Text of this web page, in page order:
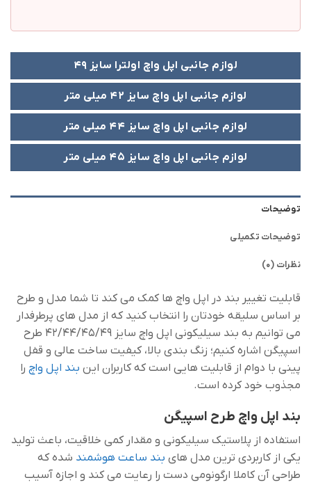
لوازم جانبی اپل واچ اولترا سایز 49
لوازم جانبی اپل واچ سایز 42 میلی متر
لوازم جانبی اپل واچ سایز 44 میلی متر
لوازم جانبی اپل واچ سایز 45 میلی متر
توضیحات
توضیحات تکمیلی
نظرات (0)
قابلیت تغییر بند در اپل واچ ها کمک می کند تا شما مدل و طرح
بر اساس سلیقه خودتان را انتخاب کنید که از مدل های پرطرفدار
می توانیم به بند سیلیکونی اپل واچ سایز 42/44/45/49 طرح
اسپیگن اشاره کنیم؛ زنگ بندی بالا، کیفیت ساخت عالی و قفل
پینی با دوام از قابلیت هایی است که کاربران این بند اپل واچ را
مجذوب خود کرده است.
بند اپل واچ طرح اسپیگن
استفاده از پلاستیک سیلیکونی و مقدار کمی خلاقیت، باعث تولید
یکی از کاربردی ترین مدل های بند ساعت هوشمند شده که
طراحی آن کاملا ارگونومی دست را رعایت می کند و اجازه آسیب